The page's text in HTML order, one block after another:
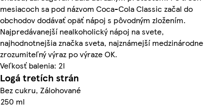
mesiacoch sa pod názvom Coca-Cola Classic začal do
obchodov dodávať opäť nápoj s pôvodným zložením.
Najpredávanejší nealkoholický nápoj na svete,
najhodnotnejšia značka sveta, najznámejší medzinárodne
zrozumiteľný výraz po výraze OK.
Veľkosť balenia: 2l
Logá tretích strán
Bez cukru, Zálohované
250 ml